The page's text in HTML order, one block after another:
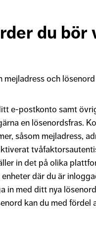
du
och
e-postkonto samt
en lösenordsfras.
såsom mejladress,
in det på olika
där du är
in med ditt nya
kan du med fördel